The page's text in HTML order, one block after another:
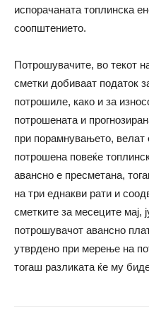
испорачаната топлинска
соопштението.
Потрошувачите, во текот
сметки добиваат податок
потрошиле, како и за
потрошената и
при порамнувањето,
потрошена повеќе
авансно е пресметана,
на три еднакви рати и
сметките за месеците мај,
потрошувачот авансно
утврдено при мерење на
тогаш разликата ќе му